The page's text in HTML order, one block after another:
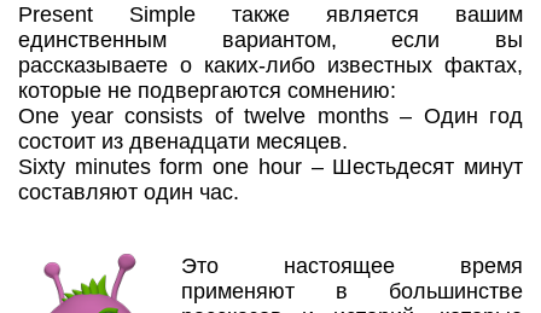
Present Simple также является вашим
единственным вариантом, если вы
рассказываете о каких-либо известных фактах,
которые не подвергаются сомнению:
One year consists of twelve months – Один год
состоит из двенадцати месяцев.
Sixty minutes form one hour – Шестьдесят минут
составляют один час.
Это настоящее время
применяют в большинстве